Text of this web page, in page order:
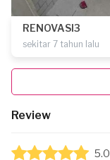
RENOVASI3
sekitar 7 tahun lalu
Review
5.0